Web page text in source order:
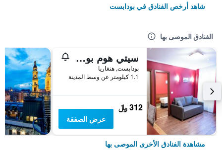
شاهد أرخص الفنادق في بودابست
الفنادق الموصى بها
سيتي هوم بودابيست
بودابست, هنغاريا
1.1 كيلومتر عن وسط المدينة
312 ﷼
عرض الصفقة
مشاهدة الفنادق الأخرى الموصى بها